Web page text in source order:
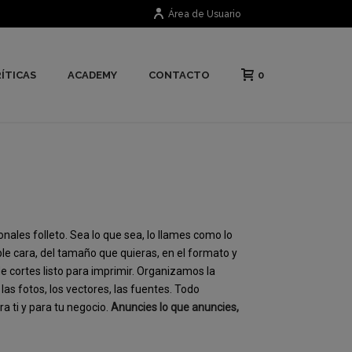
Área de Usuario
ACADEMY CONTACTO 0
folleto. Sea lo que sea, lo llames como lo
cara, del tamaño que quieras, en el formato y
cortes listo para imprimir. Organizamos la
fotos, los vectores, las fuentes. Todo
ti y para tu negocio. Anuncies lo que anuncies,